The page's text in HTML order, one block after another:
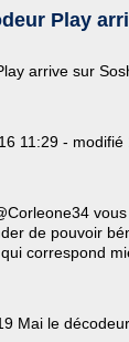
Play
arrive sur
11:29 - modifié
de pouvoir
correspond
Mai le